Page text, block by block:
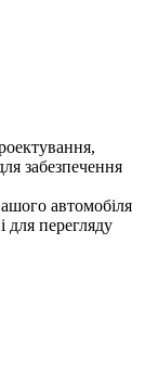
забезпечення
автомобіля
для перегляду